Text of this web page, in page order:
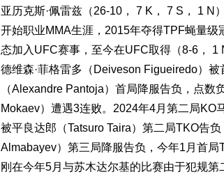
亚历克斯·佩雷兹（26-10， 7 K， 7 S， 1
开始职业MMA生涯，2015年夺得TPF蝇量
态加入UFC赛事，至今在UFC取得（8-6，
德维森·菲格雷多（Deiveson Figueiredo）
（Alexandre Pantoja）首局降服告负，点数
Mokaev）遭遇3连败。2024年4月第二局KO
被平良达郎（Tatsuro Taira）第二局TKO告
Almabayev）第三局降服告负，今年1月首局
刚在今年5月与苏木达尔基的比赛由于犯规